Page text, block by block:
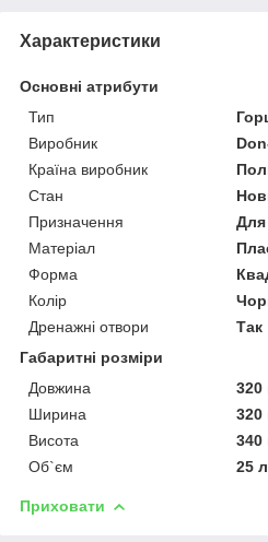
Характеристики
Основні атрибути
Тип
Виробник
Країна виробник
Стан
Призначення
Для
Матеріал
Форма
Колір
Дренажні отвори
Так
Габаритні розміри
Довжина
Ширина
Висота
Об`єм
25 л
Приховати